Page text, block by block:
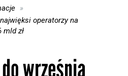
operatorzy na
mld zł
września